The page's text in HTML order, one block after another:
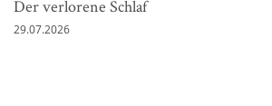
Der verlorene Schlaf
29.07.2026